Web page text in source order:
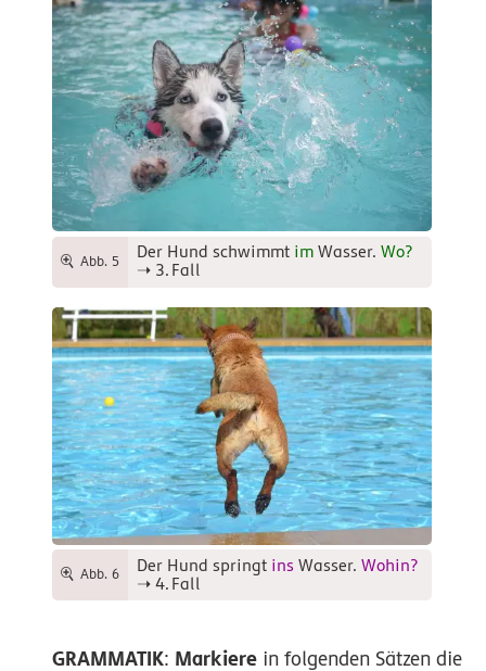
Abb. 5 Der Hund schwimmt imWasser. Wo?
➝ 3. Fall
Abb. 6 Der Hund springt insWasser. Wohin?
➝ 4. Fall
GRAMMATIK: Markiere in folgenden Sätzen die